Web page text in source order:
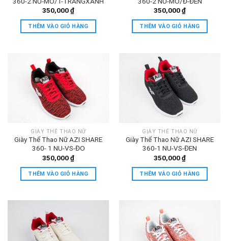
350,000₫
THÊM VÀO GIỎ HÀNG
350,000₫
THÊM VÀO GIỎ HÀNG
GIÀY THỂ THAO NỮ
Giày Thể Thao Nữ AZI SHARE
360- 1 NU-VS-ĐO
350,000₫
THÊM VÀO GIỎ HÀNG
GIÀY THỂ THAO NỮ
Giày Thể Thao Nữ AZI SHARE
360-1 NU-VS-ĐEN
350,000₫
THÊM VÀO GIỎ HÀNG